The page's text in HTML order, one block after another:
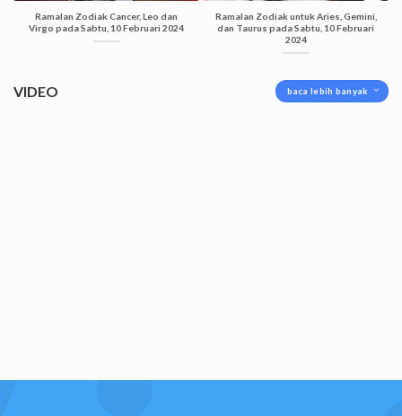
Ramalan Zodiak Cancer, Leo dan
Virgo pada Sabtu, 10 Februari 2024
Ramalan Zodiak untuk Aries, Gemini,
dan Taurus pada Sabtu, 10 Februari
2024
VIDEO baca lebih banyak